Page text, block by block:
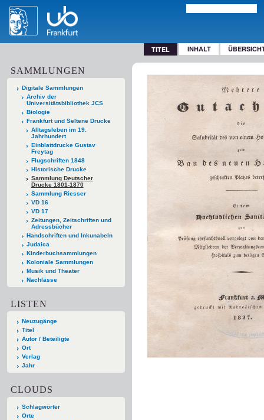
TITEL INHALT
SAMMLUNGEN
Digitale Sammlungen
Archiv der
Universitätsbibliothek JCS
Biologie
Frankfurt und Seltene Drucke
Alltagsleben im 19.
Jahrhundert
Einblattdrucke Gustav
Freytag
Flugschriften 1848
Historische Drucke
Sammlung Deutscher
Drucke 1801-1870
Sammlung Riesser
VD 16
VD 17
Zeitungen, Zeitschriften und
Adressbücher
Handschriften und Inkunabeln
Judaica
Kinderbuchsammlungen
Koloniale Sammlungen
Musik und Theater
Nachlässe
LISTEN
Neuzugänge
Titel
Autor / Beteiligte
Ort
Verlag
Jahr
CLOUDS
Schlagwörter
Orte